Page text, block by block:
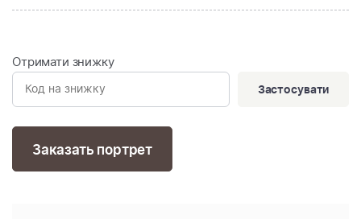
Отримати знижку
Застосувати
Заказать портрет